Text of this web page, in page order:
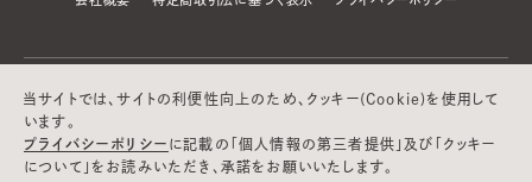
当サイトでは、サイトの利便性向上のため、クッキー(Cookie)を使用して
います。
プライバシーポリシー に記載の「個人情報の第三者提供」及び「クッキー
について」をお読みいただき、承諾をお願いいたします。